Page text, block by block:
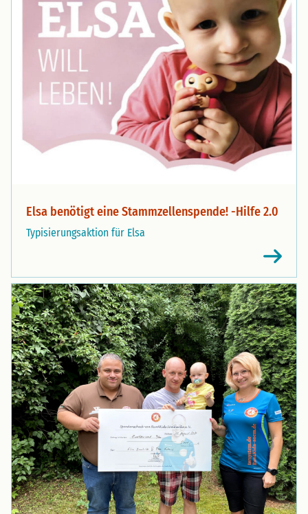
Elsa benötigt eine Stammzellenspende! -Hilfe 2.0
Typisierungsaktion für Elsa